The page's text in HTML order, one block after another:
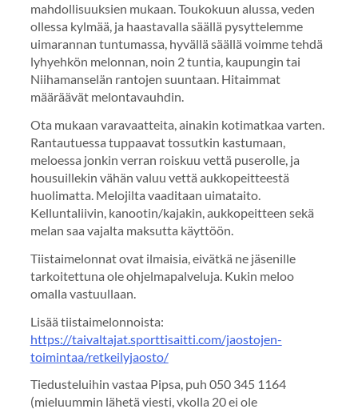
mahdollisuuksien mukaan. Toukokuun alussa, veden
ollessa kylmää, ja haastavalla säällä pysyttelemme
uimarannan tuntumassa, hyvällä säällä voimme tehdä
lyhyehkön melonnan, noin 2 tuntia, kaupungin tai
Niihamanselän rantojen suuntaan. Hitaimmat
määräävät melontavauhdin.
Ota mukaan varavaatteita, ainakin kotimatkaa varten.
Rantautuessa tuppaavat tossutkin kastumaan,
meloessa jonkin verran roiskuu vettä puserolle, ja
housuillekin vähän valuu vettä aukkopeitteestä
huolimatta. Melojilta vaaditaan uimataito.
Kelluntaliivin, kanootin/kajakin, aukkopeitteen sekä
melan saa vajalta maksutta käyttöön.
Tiistaimelonnat ovat ilmaisia, eivätkä ne jäsenille
tarkoitettuna ole ohjelmapalveluja. Kukin meloo
omalla vastuullaan.
Lisää tiistaimelonnoista:
https://taivaltajat.sporttisaitti.com/jaostojen-
toimintaa/retkeilyjaosto/
Tiedusteluihin vastaa Pipsa, puh 050 345 1164
(mieluummin lähetä viesti, vkolla 20 ei ole